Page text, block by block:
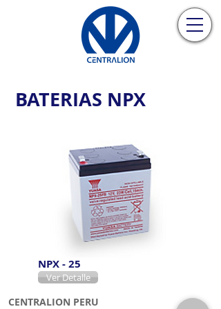
BATERIAS NPX
NPX - 25
Ver Detalle
CENTRALION PERU